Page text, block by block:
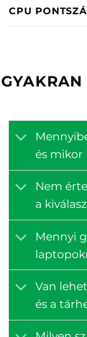
CPU
és
Nem
a
Mennyi
Van
és a